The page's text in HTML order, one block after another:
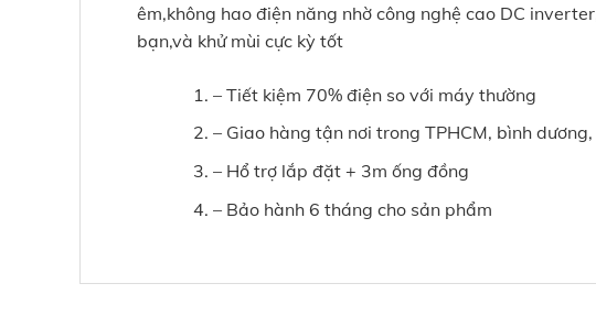
êm,không hao điện năng nhờ công nghệ cao DC
bạn,và khử mùi cực kỳ tốt
– Tiết kiệm 70% điện so với máy thường
– Giao hàng tận nơi trong TPHCM, bình
– Hổ trợ lắp đặt + 3m ống đồng
– Bảo hành 6 tháng cho sản phẩm